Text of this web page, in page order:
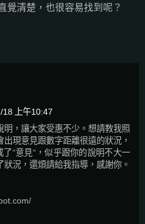
覺清楚，也很容易找到呢？
18 上午10:47
明，讓大家受惠不少。想請教我照
現意見跟數字距離很遠的狀況，
了“意見“，似乎跟你的說明不大一
況，還煩請給我指導，感謝你。